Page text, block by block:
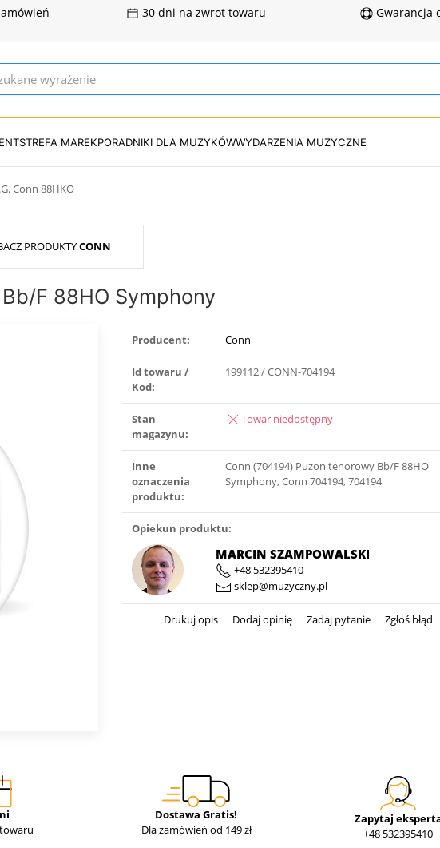
30 dni na zwrot towaru Gwarancja
STREFA MAREKPORADNIKI DLA MUZYKÓWWYDARZENIA MUZYCZNE
Conn 88HKO
PRODUKTYCONN
F 88HO Symphony
Producent: Conn
Id towaru /
Kod:
199112 / CONN-704194
Stan
magazynu:
Towar niedostępny
Inne
oznaczenia
produktu:
Conn (704194) Puzon tenorowy Bb/F 88HO
Symphony, Conn 704194, 704194
Opiekun produktu:
MARCIN SZAMPOWALSKI
+48 532395410
sklep@muzyczny.pl
Drukuj opis Dodaj opinię Zadaj pytanie Zgłoś błąd
Dostawa Gratis!
Dla zamówień od 149 zł
Zapytaj
+48 532395410